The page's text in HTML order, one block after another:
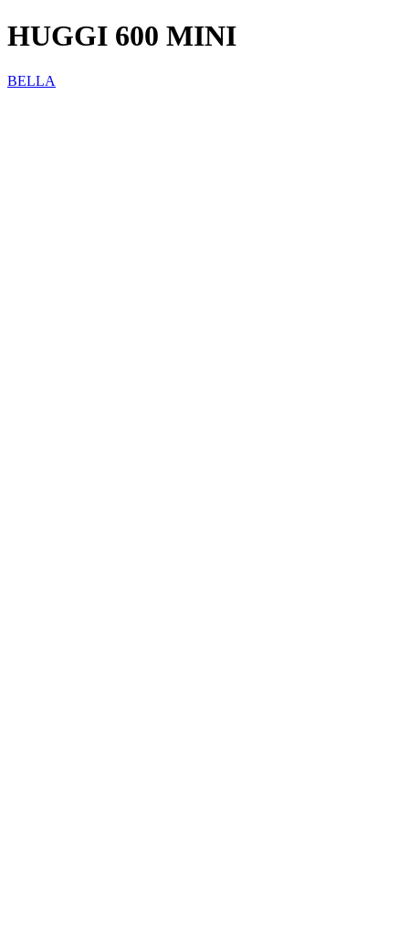
HUGGI 600 MINI
BELLA